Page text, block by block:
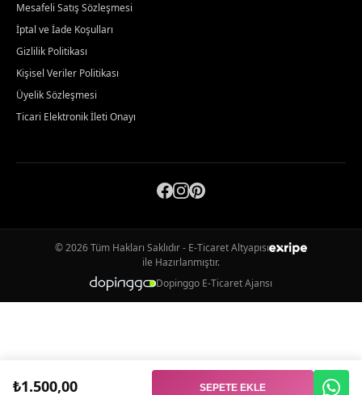
₺1.500,00 SEPETE EKLE
Mesafeli Satış Sözleşmesi
İptal ve İade Koşulları
Gizlilik Politikası
Kişisel Veriler Politikası
Üyelik Sözleşmesi
Ticari Elektronik İleti Onayı
© 2026 Tüm Hakları Saklıdır - E-Ticaret Altyapısı
ile Hazırlanmıştır.
Dopinggo E-Ticaret Ajansı